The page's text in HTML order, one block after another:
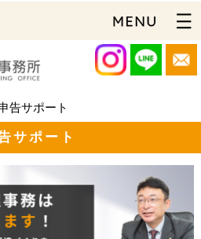
告サポート
サポート